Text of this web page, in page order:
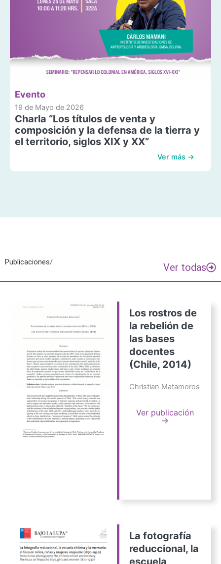
Evento
19 de Mayo de 2026
Charla “Los títulos de venta y
composición y la defensa de la tierra y
el territorio, siglos XIX y XX”
Ver más →
Publicaciones/ Ver todas
Los rostros de
la rebelión de
las bases
docentes
(Chile, 2014)
Christian Matamoros
Ver publicación
→
La fotografía
reduccional, la
escuela